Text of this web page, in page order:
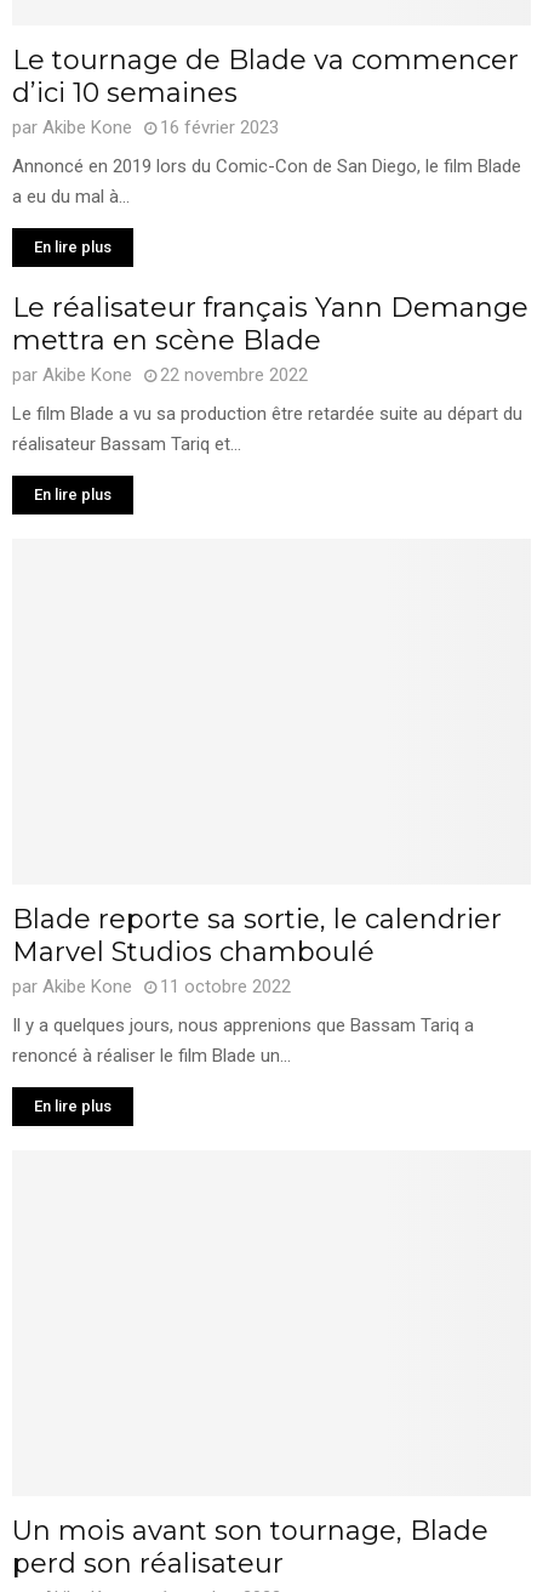
Le tournage de Blade va commencer
d’ici 10 semaines
par Akibe Kone
16 février 2023
Annoncé en 2019 lors du Comic-Con de San Diego, le film Blade
a eu du mal à...
En lire plus
Le réalisateur français Yann Demange
mettra en scène Blade
par Akibe Kone
22 novembre 2022
Le film Blade a vu sa production être retardée suite au départ du
réalisateur Bassam Tariq et...
En lire plus
Blade reporte sa sortie, le calendrier
Marvel Studios chamboulé
par Akibe Kone
11 octobre 2022
Il y a quelques jours, nous apprenions que Bassam Tariq a
renoncé à réaliser le film Blade un...
En lire plus
Un mois avant son tournage, Blade
perd son réalisateur